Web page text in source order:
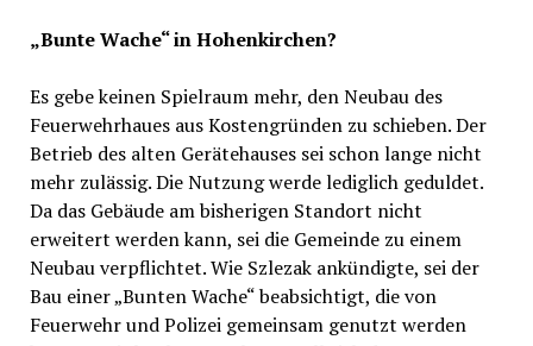
„Bunte Wache“ in Hohenkirchen?
Es gebe keinen Spielraum mehr, den Neubau des
Feuerwehrhaues aus Kostengründen zu schieben. Der
Betrieb des alten Gerätehauses sei schon lange nicht
mehr zulässig. Die Nutzung werde lediglich geduldet.
Da das Gebäude am bisherigen Standort nicht
erweitert werden kann, sei die Gemeinde zu einem
Neubau verpflichtet. Wie Szlezak ankündigte, sei der
Bau einer „Bunten Wache“ beabsichtigt, die von
Feuerwehr und Polizei gemeinsam genutzt werden